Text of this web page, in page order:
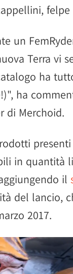
un
Terra vi
ha
ha
di Merchoid.
in quantità
il
del lancio,
2017.